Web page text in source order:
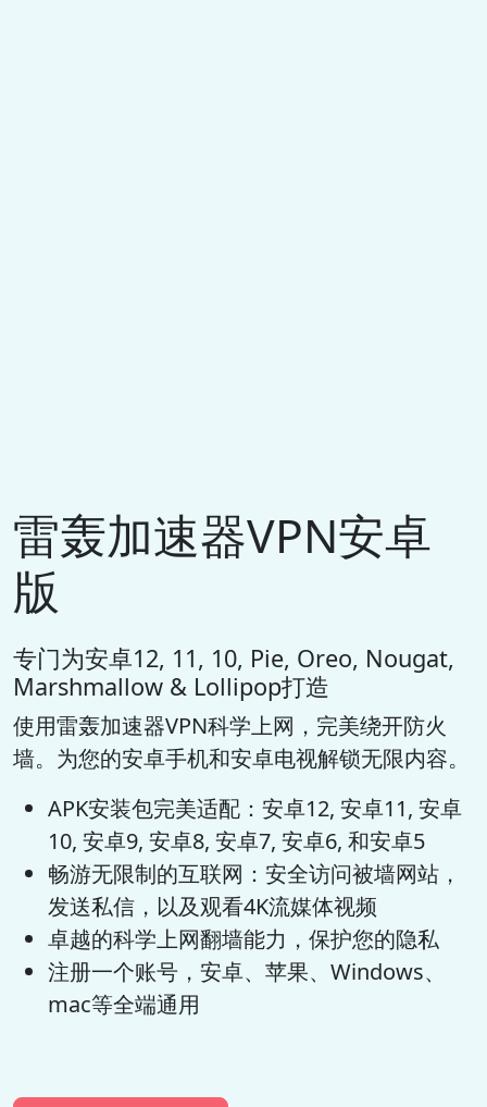
雷轰加速器VPN安卓
版
专门为安卓12, 11, 10, Pie, Oreo, Nougat,
Marshmallow & Lollipop打造
使用雷轰加速器VPN科学上网，完美绕开防火
墙。为您的安卓手机和安卓电视解锁无限内容。
APK安装包完美适配：安卓12, 安卓11, 安卓
10, 安卓9, 安卓8, 安卓7, 安卓6, 和安卓5
畅游无限制的互联网：安全访问被墙网站，
发送私信，以及观看4K流媒体视频
卓越的科学上网翻墙能力，保护您的隐私
注册一个账号，安卓、苹果、Windows、
mac等全端通用